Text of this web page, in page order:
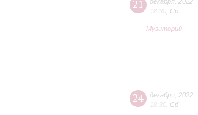
21
18:30 Ср
Музиторий
24 декабря 2022
18:30 Сб